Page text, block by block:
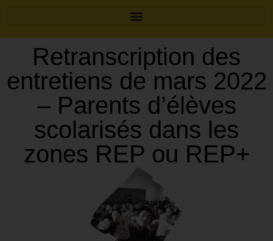
Retranscription des
entretiens de mars 2022
– Parents d’élèves
scolarisés dans les
zones REP ou REP+